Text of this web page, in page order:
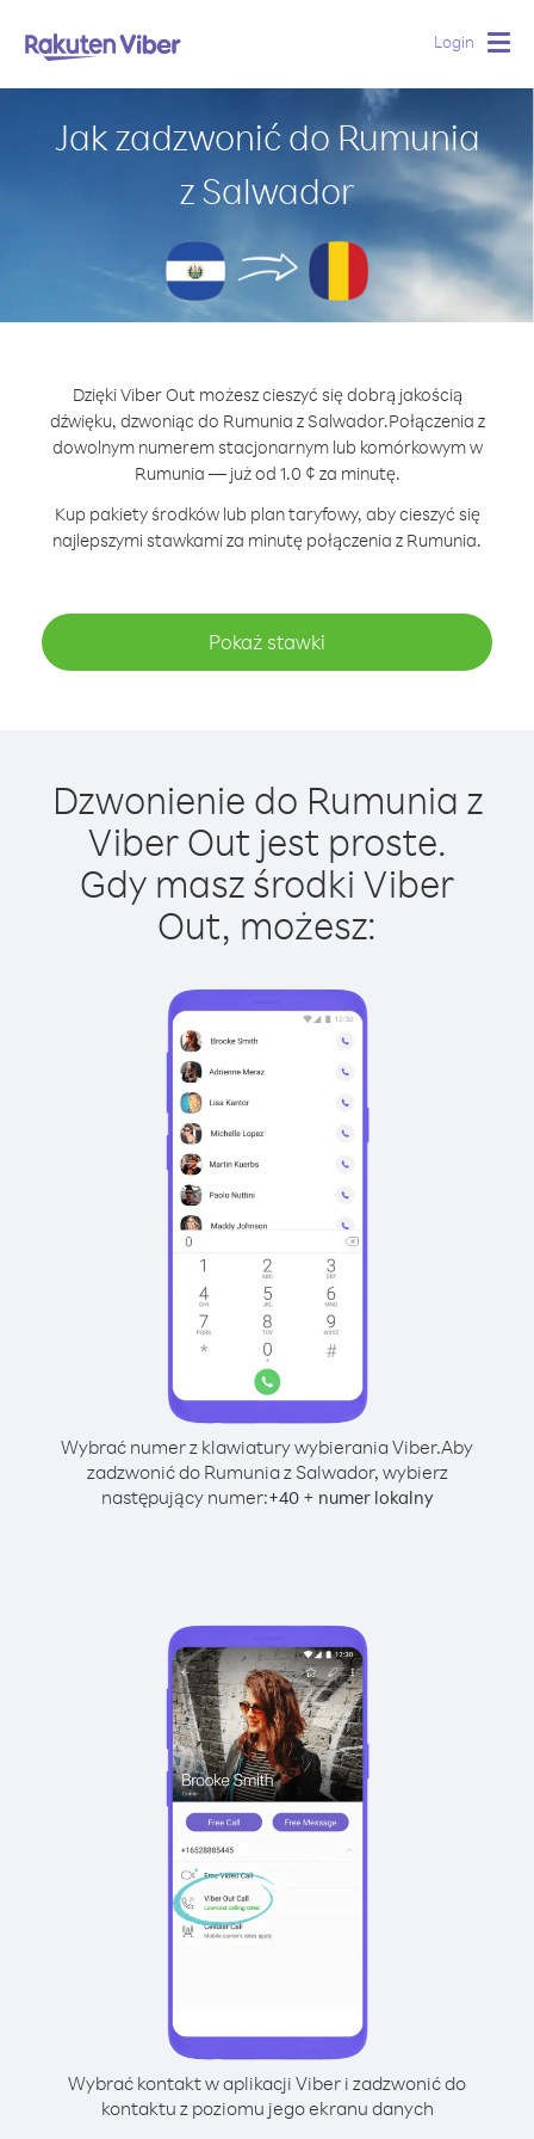
Login
Jak zadzwonić do Rumunia
z Salwador
Dzięki Viber Out możesz cieszyć się dobrą jakością
dźwięku, dzwoniąc do Rumunia z Salwador.Połączenia z
dowolnym numerem stacjonarnym lub komórkowym w
Rumunia — już od 1.0 ¢ za minutę.
Kup pakiety środków lub plan taryfowy, aby cieszyć się
najlepszymi stawkami za minutę połączenia z Rumunia.
Pokaż stawki
Dzwonienie do Rumunia z
Viber Out jest proste.
Gdy masz środki Viber
Out, możesz:
Wybrać numer z klawiatury wybierania Viber.Aby
zadzwonić do Rumunia z Salwador, wybierz
następujący numer:+40+ numer lokalny
Wybrać kontakt w aplikacji Viber i zadzwonić do
kontaktu z poziomu jego ekranu danych